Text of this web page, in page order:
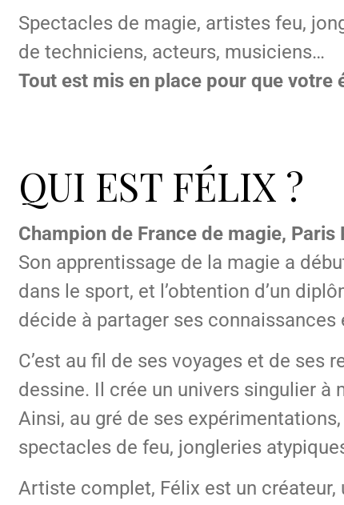
Spectacles de magie, artistes feu,
de techniciens, acteurs, musiciens…
Tout est mis en place pour que votre
QUI EST FÉLIX ?
Champion de France de magie, Paris
Son apprentissage de la magie a
dans le sport, et l’obtention d’un
décide à partager ses connaissances
C’est au fil de ses voyages et de ses
dessine. Il crée un univers singulier
Ainsi, au gré de ses
spectacles de feu, jongleries
Artiste complet, Félix est un